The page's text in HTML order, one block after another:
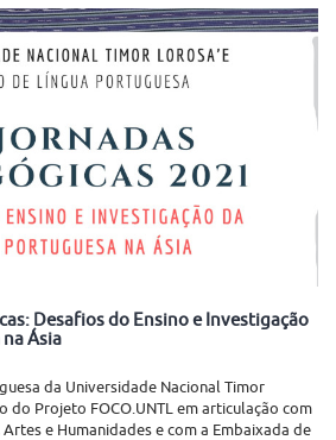
Desafios do Ensino e Investigação
Ásia
da Universidade Nacional Timor
do Projeto FOCO.UNTL em articulação com
e Humanidades e com a Embaixada de